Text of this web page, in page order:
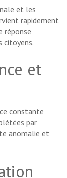
et les
rapidement
réponse
citoyens.
et
constante
par
anomalie et